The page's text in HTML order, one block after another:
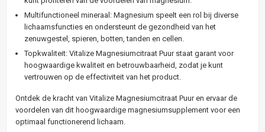
Multifunctioneel mineraal: Magnesium speelt een rol bij diverse
lichaamsfuncties en ondersteunt de gezondheid van het
zenuwgestel, spieren, botten, tanden en cellen.
Topkwaliteit: Vitalize Magnesiumcitraat Puur staat garant voor
hoogwaardige kwaliteit en betrouwbaarheid, zodat je kunt
vertrouwen op de effectiviteit van het product.
Ontdek de kracht van Vitalize Magnesiumcitraat Puur en ervaar de
voordelen van dit hoogwaardige magnesiumsupplement voor een
optimaal functionerend lichaam.